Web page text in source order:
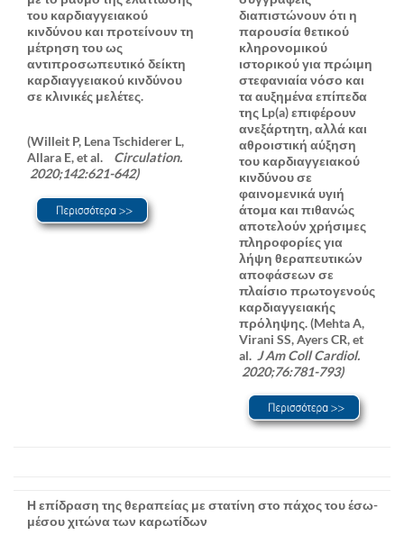
του καρδιαγγειακού
κινδύνου και προτείνουν τη
μέτρηση του ως
αντιπροσωπευτικό δείκτη
καρδιαγγειακού κινδύνου
σε κλινικές μελέτες.
(Willeit P, Lena Tschiderer L,
Allara E, et al. Circulation.
2020;142:621-642)
διαπιστώνουν ότι η
παρουσία θετικού
κληρονομικού
ιστορικού για πρώιμη
στεφανιαία νόσο και
τα αυξημένα επίπεδα
της Lp(a) επιφέρουν
ανεξάρτητη, αλλά και
αθροιστική αύξηση
του καρδιαγγειακού
κινδύνου σε
φαινομενικά υγιή
άτομα και πιθανώς
αποτελούν χρήσιμες
πληροφορίες για
λήψη θεραπευτικών
αποφάσεων σε
πλαίσιο πρωτογενούς
καρδιαγγειακής
πρόληψης.(Mehta A,
Virani SS, Ayers CR, et
al. J Am Coll Cardiol.
2020;76:781-793)
Η επίδραση της θεραπείας με στατίνη στο πάχος του έσω-
μέσου χιτώνα των καρωτίδων